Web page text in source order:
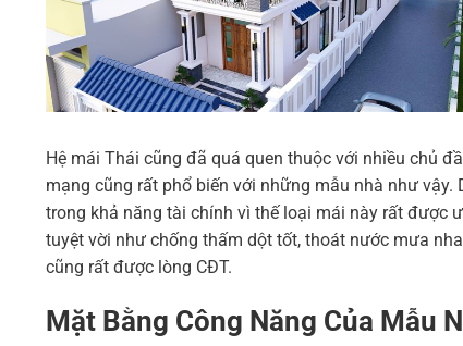
Hệ mái Thái cũng đã quá quen thuộc với nhiều chủ
mạng cũng rất phổ biến với những mẫu nhà như
trong khả năng tài chính vì thế loại mái này rất được
tuyệt vời như chống thấm dột tốt, thoát nước mưa
cũng rất được lòng CĐT.
Mặt Bằng Công Năng Của Mẫu